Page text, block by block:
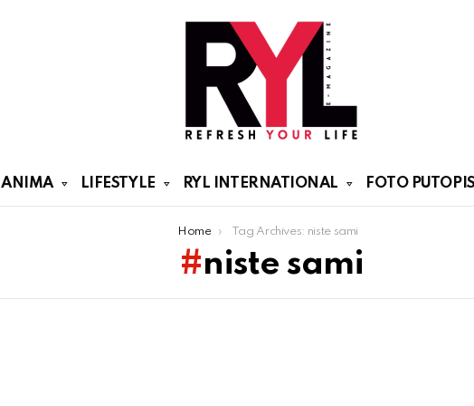
ANIMA LIFESTYLE RYL INTERNATIONAL FOTO PUTOPISI
Home Tag Archives: niste sami
niste sami